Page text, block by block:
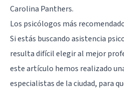
Carolina Panthers.
Los psicólogos más
Si estás buscando asistencia
resulta difícil elegir al mejor
este artículo hemos realizado
especialistas de la ciudad, para